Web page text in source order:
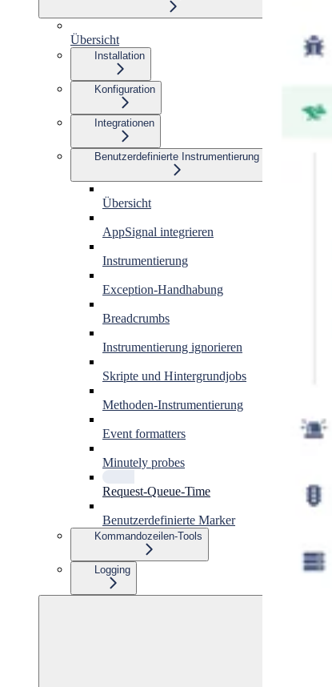
Übersicht
Installation
Konfiguration
Integrationen
Benutzerdefinierte Instrumentierung
Übersicht
AppSignal integrieren
Instrumentierung
Exception-Handhabung
Breadcrumbs
Instrumentierung ignorieren
Skripte und Hintergrundjobs
Methoden-Instrumentierung
Event formatters
Minutely probes
Request-Queue-Time
Benutzerdefinierte Marker
Kommandozeilen-Tools
Logging